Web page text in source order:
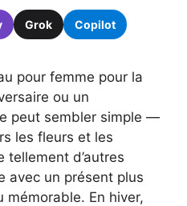
Grok Copilot
pour femme pour la
ou un
peut sembler simple —
les fleurs et les
tellement d’autres
avec un présent plus
mémorable. En hiver,